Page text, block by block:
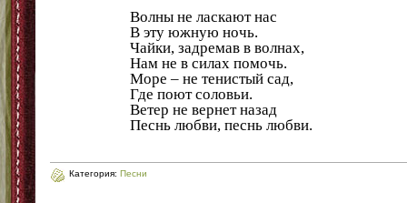
Волны не ласкают нас
В эту южную ночь.
Чайки, задремав в волнах,
Нам не в силах помочь.
Море – не тенистый сад,
Где поют соловьи.
Ветер не вернет назад
Песнь любви, песнь любви.
Категория: Песни